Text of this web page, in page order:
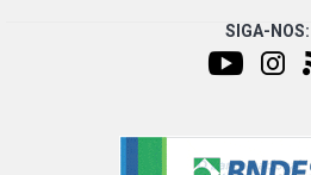
SIGA-NOS: